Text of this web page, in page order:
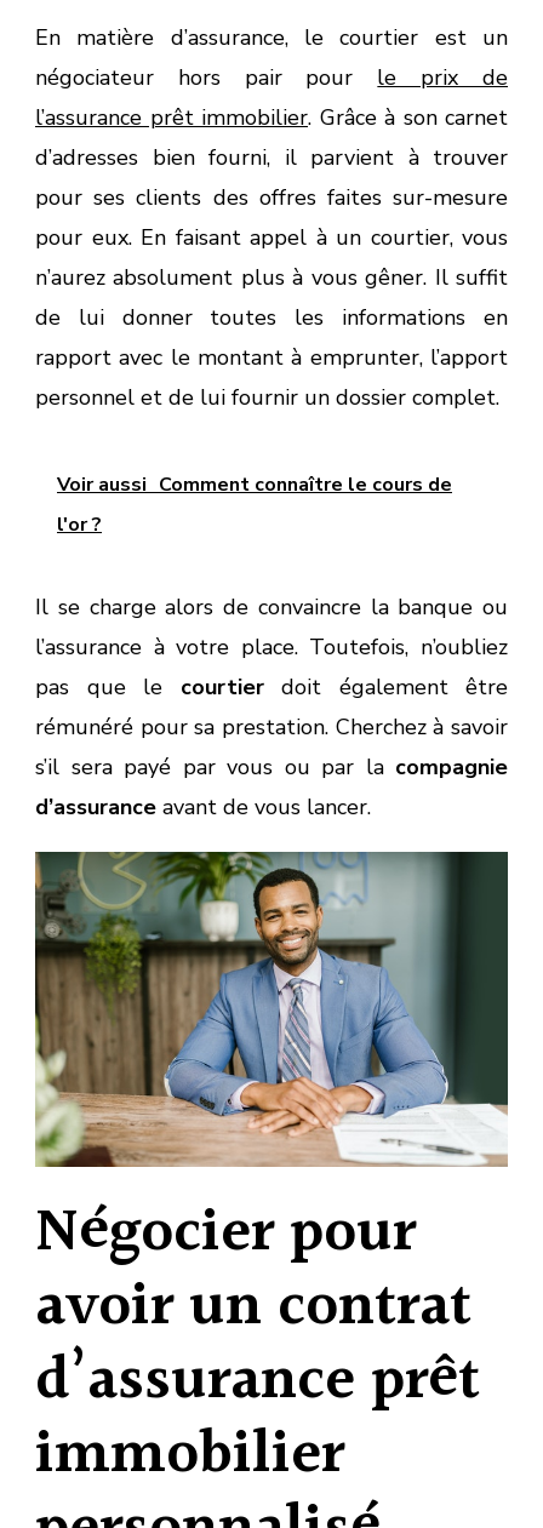
En matière d’assurance, le courtier est un
négociateur hors pair pour le prix de
l’assurance prêt immobilier. Grâce à son carnet
d’adresses bien fourni, il parvient à trouver
pour ses clients des offres faites sur-mesure
pour eux. En faisant appel à un courtier, vous
n’aurez absolument plus à vous gêner. Il suffit
de lui donner toutes les informations en
rapport avec le montant à emprunter, l’apport
personnel et de lui fournir un dossier complet.
Voir aussi Comment connaître le cours de
l'or ?
Il se charge alors de convaincre la banque ou
l’assurance à votre place. Toutefois, n’oubliez
pas que le courtierdoit également être
rémunéré pour sa prestation. Cherchez à savoir
s’il sera payé par vous ou par la compagnie
d’assurance avant de vous lancer.
Négocier pour
avoir un contrat
d’assurance prêt
immobilier